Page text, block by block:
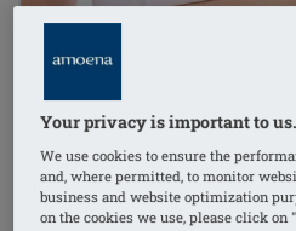
Your privacy is important to us.
We use cookies to ensure the
and, where permitted, to monitor
business and website optimization
on the cookies we use, please click on